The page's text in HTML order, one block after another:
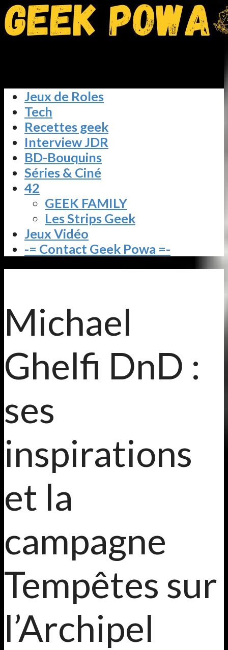
Jeux de Roles
Tech
Recettes geek
Interview JDR
BD-Bouquins
Séries & Ciné
42
GEEK FAMILY
Les Strips Geek
Jeux Vidéo
-= Contact Geek Powa =-
Michael
Ghelfi DnD :
ses
inspirations
et la
campagne
Tempêtes sur
l’Archipel